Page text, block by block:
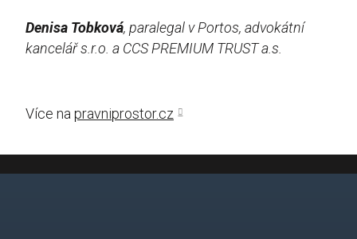
Denisa Tobková, paralegal v Portos, advokátní
kancelář s.r.o. a CCS PREMIUM TRUST a.s.
Více na pravniprostor.cz